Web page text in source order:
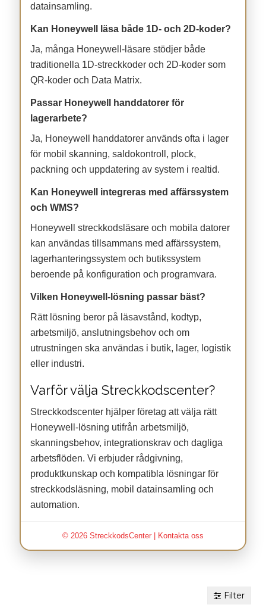
datainsamling.
Kan Honeywell läsa både 1D- och 2D-koder?
Ja, många Honeywell-läsare stödjer både
traditionella 1D-streckkoder och 2D-koder som
QR-koder och Data Matrix.
Passar Honeywell handdatorer för
lagerarbete?
Ja, Honeywell handdatorer används ofta i lager
för mobil skanning, saldokontroll, plock,
packning och uppdatering av system i realtid.
Kan Honeywell integreras med affärssystem
och WMS?
Honeywell streckkodsläsare och mobila datorer
kan användas tillsammans med affärssystem,
lagerhanteringssystem och butikssystem
beroende på konfiguration och programvara.
Vilken Honeywell-lösning passar bäst?
Rätt lösning beror på läsavstånd, kodtyp,
arbetsmiljö, anslutningsbehov och om
utrustningen ska användas i butik, lager, logistik
eller industri.
Varför välja Streckkodscenter?
Streckkodscenter hjälper företag att välja rätt
Honeywell-lösning utifrån arbetsmiljö,
skanningsbehov, integrationskrav och dagliga
arbetsflöden. Vi erbjuder rådgivning,
produktkunskap och kompatibla lösningar för
streckkodsläsning, mobil datainsamling och
automation.
© 2026 StreckkodsCenter | Kontakta oss
Filter